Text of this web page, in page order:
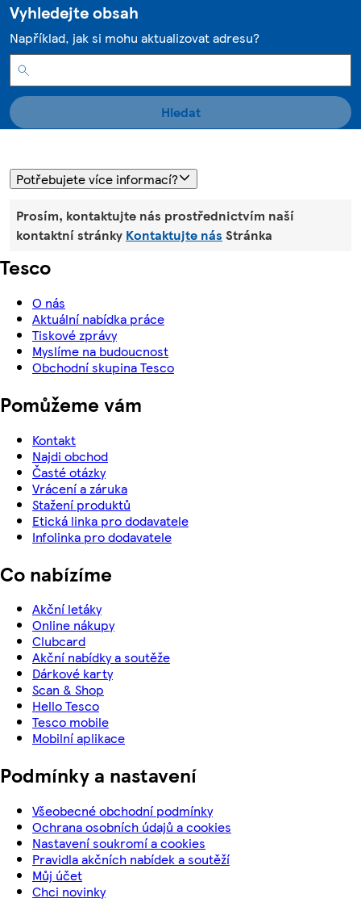
Vyhledejte obsah
Například, jak si mohu aktualizovat adresu?
Hledat
Potřebujete více informací?
Prosím, kontaktujte nás prostřednictvím naší
kontaktní stránky Kontaktujte nás Stránka
Tesco
O nás
Aktuální nabídka práce
Tiskové zprávy
Myslíme na budoucnost
Obchodní skupina Tesco
Pomůžeme vám
Kontakt
Najdi obchod
Časté otázky
Vrácení a záruka
Stažení produktů
Etická linka pro dodavatele
Infolinka pro dodavatele
Co nabízíme
Akční letáky
Online nákupy
Clubcard
Akční nabídky a soutěže
Dárkové karty
Scan & Shop
Hello Tesco
Tesco mobile
Mobilní aplikace
Podmínky a nastavení
Všeobecné obchodní podmínky
Ochrana osobních údajů a cookies
Nastavení soukromí a cookies
Pravidla akčních nabídek a soutěží
Můj účet
Chci novinky